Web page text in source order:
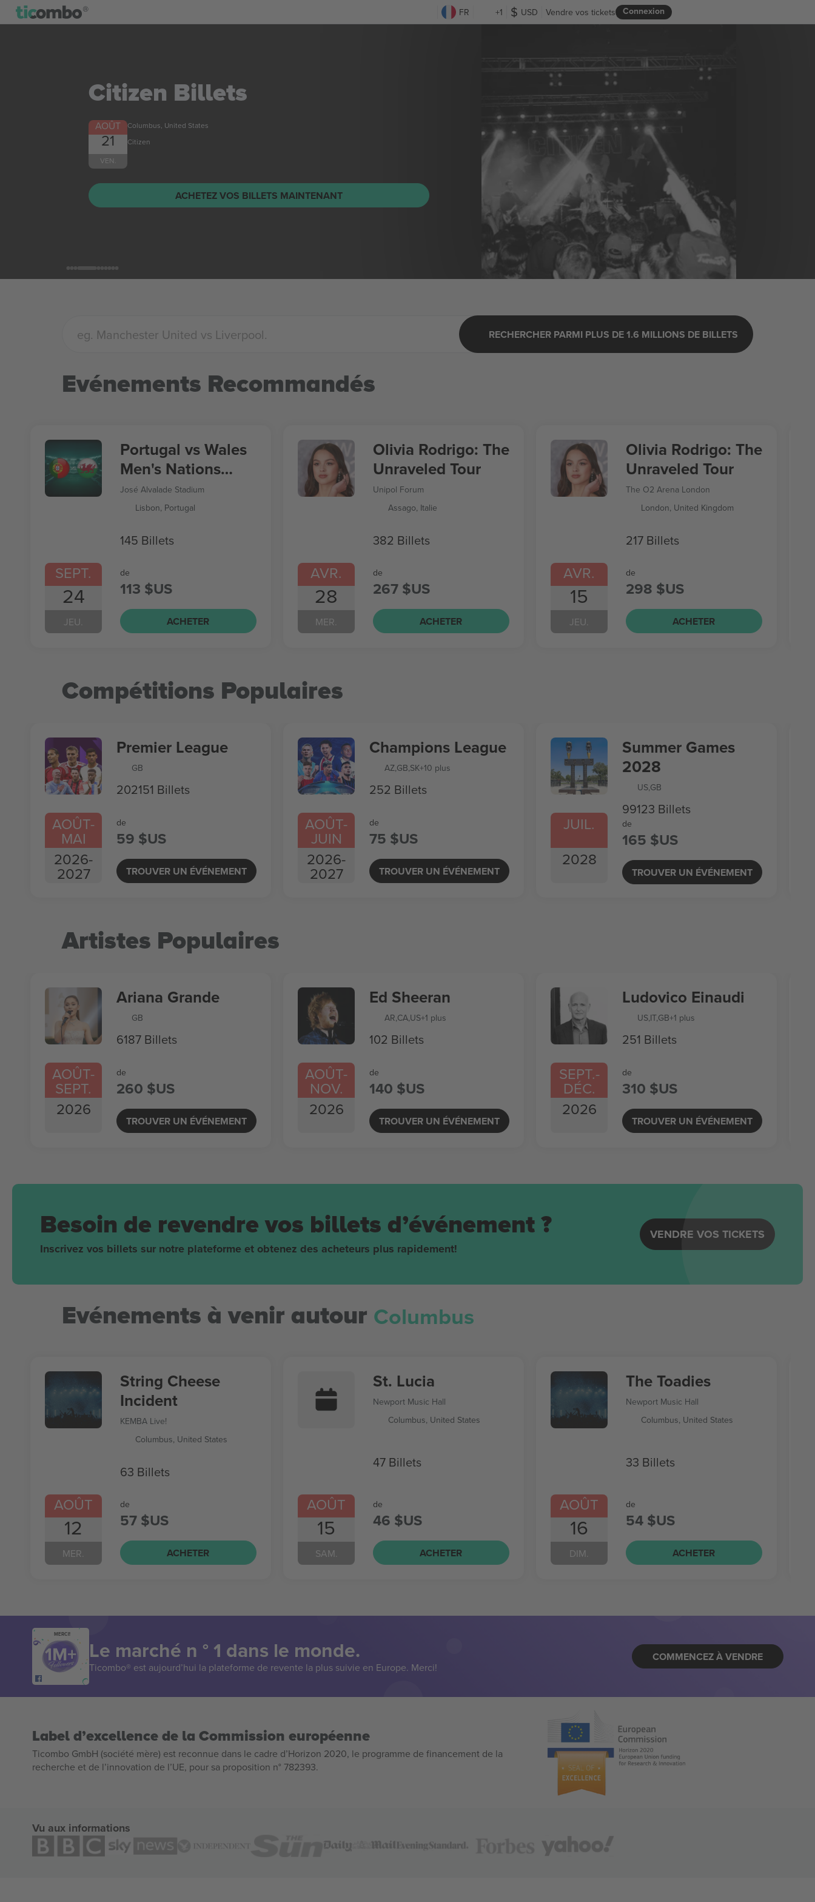
FR +1 USD Connexion
Vendre vos tickets
Citizen Billets
AOÛT
21
VEN.
Columbus, United States
Citizen
ACHETEZ VOS BILLETS MAINTENANT
RECHERCHER PARMI PLUS DE 1.6 MILLIONS DE BILLETS
Evénements Recommandés
SEPT.
24
JEU.
Portugal vs Wales
Men's Nations
League
José Alvalade Stadium
Lisbon, Portugal
145 Billets
de
113 $US
ACHETER
AVR.
28
MER.
Olivia Rodrigo: The
Unraveled Tour
Unipol Forum
Assago, Italie
382 Billets
de
267 $US
ACHETER
AVR.
15
JEU.
Olivia Rodrigo: The
Unraveled Tour
The O2 Arena London
London, United Kingdom
217 Billets
de
298 $US
ACHETER
Compétitions Populaires
AOÛT-
MAI
2026-
2027
Premier League
GB
202151 Billets
de
59 $US
TROUVER UN ÉVÉNEMENT
AOÛT-
JUIN
2026-
2027
Champions League
AZ,GB,SK+10 plus
252 Billets
de
75 $US
TROUVER UN ÉVÉNEMENT
JUIL.
2028
Summer Games
2028
US,GB
99123 Billets
de
165 $US
TROUVER UN ÉVÉNEMENT
Artistes Populaires
AOÛT-
SEPT.
2026
Ariana Grande
GB
6187 Billets
de
260 $US
TROUVER UN ÉVÉNEMENT
AOÛT-
NOV.
2026
Ed Sheeran
AR,CA,US+1 plus
102 Billets
de
140 $US
TROUVER UN ÉVÉNEMENT
SEPT.-
DÉC.
2026
Ludovico Einaudi
US,IT,GB+1 plus
251 Billets
de
310 $US
TROUVER UN ÉVÉNEMENT
Besoin de revendre vos billets d’événement ?
Inscrivez vos billets sur notre plateforme et obtenez des acheteurs plus rapidement!
VENDRE VOS TICKETS
Evénements à venir autour Columbus
AOÛT
12
MER.
String Cheese
Incident
KEMBA Live!
Columbus, United States
63 Billets
de
57 $US
ACHETER
AOÛT
15
SAM.
St. Lucia
Newport Music Hall
Columbus, United States
47 Billets
de
46 $US
ACHETER
AOÛT
16
DIM.
The Toadies
Newport Music Hall
Columbus, United States
33 Billets
de
54 $US
ACHETER
MERCI!
Le marché n ° 1 dans le monde.
Ticombo® est aujourd’hui la plateforme de revente la plus suivie en Europe. Merci!
COMMENCEZ À VENDRE
Label d’excellence de la Commission européenne
Ticombo GmbH (société mère) est reconnue dans le cadre d’Horizon 2020, le programme de financement de la
recherche et de l’innovation de l’UE, pour sa proposition n° 782393.
Vu aux informations